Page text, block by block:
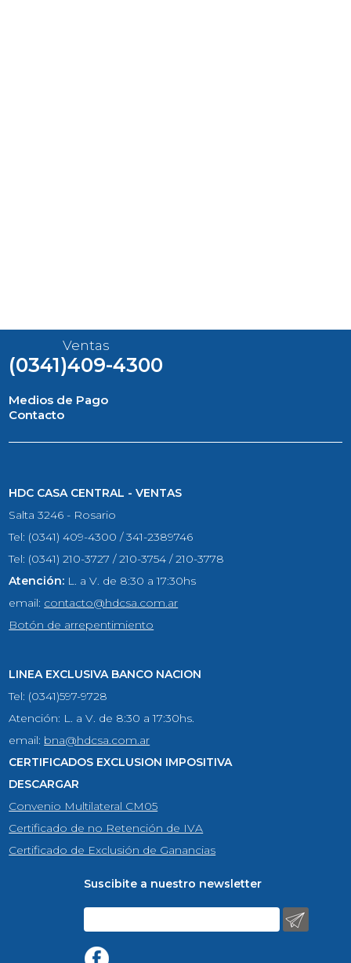
Ventas
(0341)409-4300
Medios de Pago
Contacto
HDC CASA CENTRAL - VENTAS
Salta 3246 - Rosario
Tel: (0341) 409-4300 / 341-2389746
Tel: (0341) 210-3727 / 210-3754 / 210-3778
Atención: L. a V. de 8:30 a 17:30hs
email: contacto@hdcsa.com.ar
Botón de arrepentimiento
LINEA EXCLUSIVA BANCO NACION
Tel: (0341)597-9728
Atención: L. a V. de 8:30 a 17:30hs.
email: bna@hdcsa.com.ar
CERTIFICADOS EXCLUSION IMPOSITIVA
DESCARGAR
Convenio Multilateral CM05
Certificado de no Retención de IVA
Certificado de Exclusión de Ganancias
Suscibite a nuestro newsletter